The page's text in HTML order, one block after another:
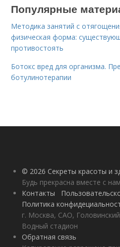
Популярные
Методика занятий с
физическая форма:
противостоять
Ботокс вред для организма.
ботулинотерапии
© 2026 Секреты красоты и
Будь прекрасна вместе с
Контакты
Политика
г. Москва, САО,
Водный стадион
Обратная связь